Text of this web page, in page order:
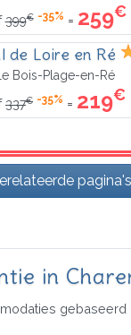
399€ -35% = 259€
de Loire en Ré
Le Bois-Plage-en-Ré
337€ -35% = 219€
pagina's
in